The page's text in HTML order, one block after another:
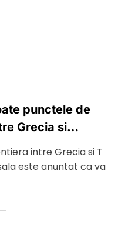
punctele de
Grecia si
inchise
intre Grecia si T
este anuntat ca va